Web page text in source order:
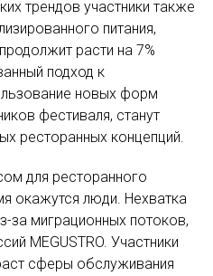
трендов участники также
питания,
расти на 7%
подход к
новых форм
фестиваля, станут
ресторанных концепций.
для ресторанного
окажутся люди. Нехватка
за миграционных потоков,
MEGUSTRO. Участники
сферы обслуживания